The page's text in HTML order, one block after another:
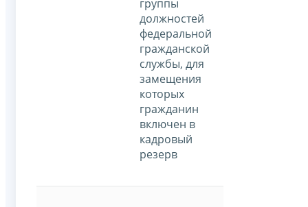
группы
должностей
федеральной
гражданской
службы, для
замещения
которых
гражданин
включен в
кадровый
резерв